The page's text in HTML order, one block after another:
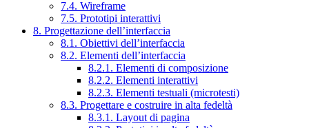
7.4. Wireframe
7.5. Prototipi interattivi
8. Progettazione dell’interfaccia
8.1. Obiettivi dell’interfaccia
8.2. Elementi dell’interfaccia
8.2.1. Elementi di composizione
8.2.2. Elementi interattivi
8.2.3. Elementi testuali (microtesti)
8.3. Progettare e costruire in alta fedeltà
8.3.1. Layout di pagina